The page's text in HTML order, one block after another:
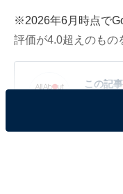
※2026年6月時点で
評価が4.0超えのもの
この記
Amazonのセール商品か